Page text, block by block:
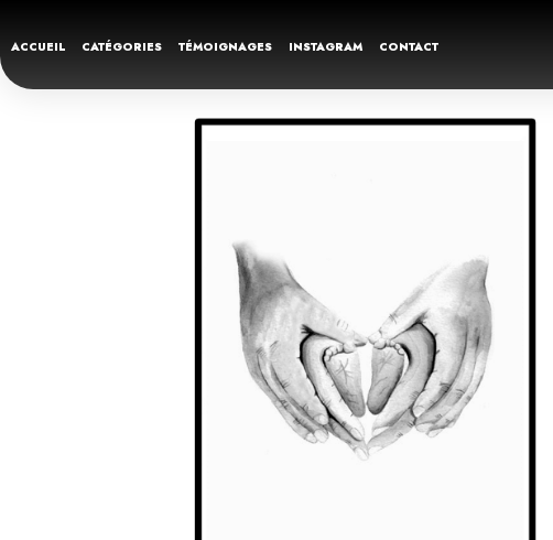
ACCUEIL CATÉGORIES TÉMOIGNAGES INSTAGRAM CONTACT